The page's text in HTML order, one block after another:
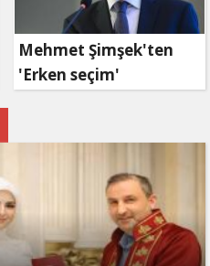
Mehmet Şimşek'ten
'Erken seçim'